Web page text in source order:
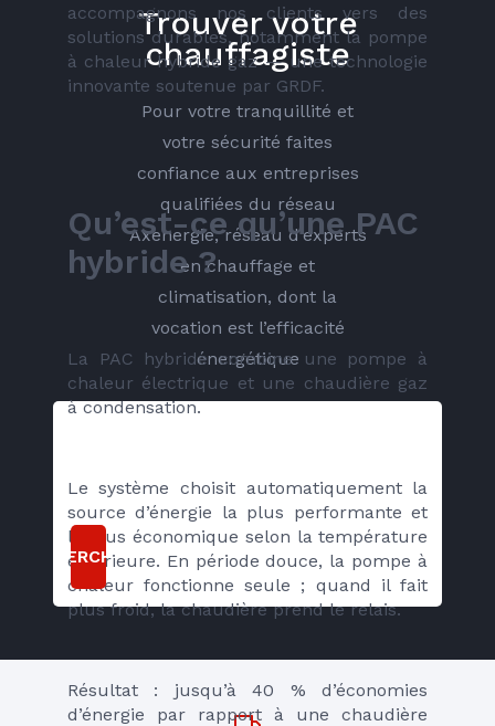
accompagnons nos clients vers des
solutions durables, notamment la pompe
à chaleur hybride gaz — une technologie
innovante soutenue par GRDF.
Qu’est-ce qu’une PAC
hybride ?
La PAC hybride combine une pompe à
chaleur électrique et une chaudière gaz
à condensation.
Le système choisit automatiquement la
source d’énergie la plus performante et
la plus économique selon la température
extérieure. En période douce, la pompe à
chaleur fonctionne seule ; quand il fait
plus froid, la chaudière prend le relais.
Résultat : jusqu’à 40 % d’économies
d’énergie par rapport à une chaudière
Trouver votre
chauffagiste
Pour votre tranquillité et
votre sécurité faites
confiance aux entreprises
qualifiées du réseau
Axenergie, réseau d’experts
en chauffage et
climatisation, dont la
vocation est l’efficacité
énergétique
RECHERCHER